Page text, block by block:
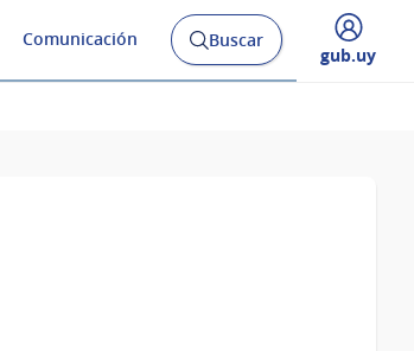
Comunicación
Abrir
buscador
Buscar
Desplegar
gub.uy